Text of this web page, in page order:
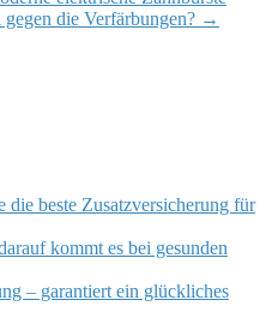
die Verfärbungen? →
beste Zusatzversicherung für
kommt es bei gesunden
– garantiert ein glückliches